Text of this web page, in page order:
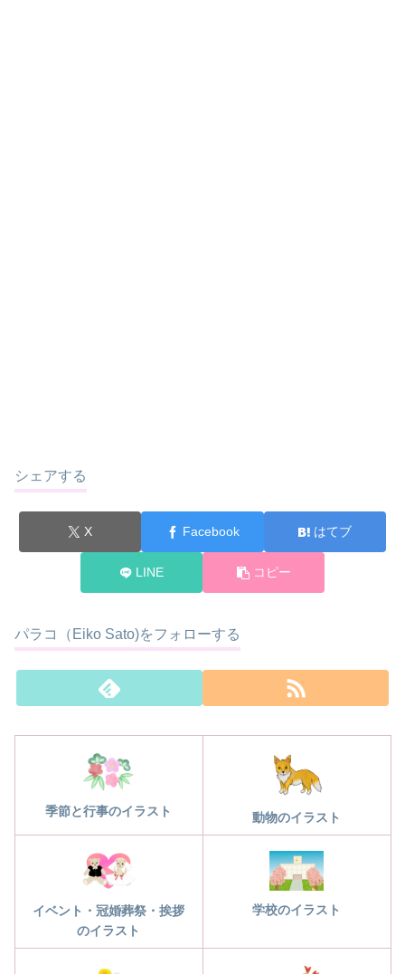
シェアする
X Facebook はてブ
LINE コピー
パラコ（Eiko Sato)をフォローする
季節と行事のイラスト 動物のイラスト
イベント・冠婚葬祭・挨拶
のイラスト
学校のイラスト